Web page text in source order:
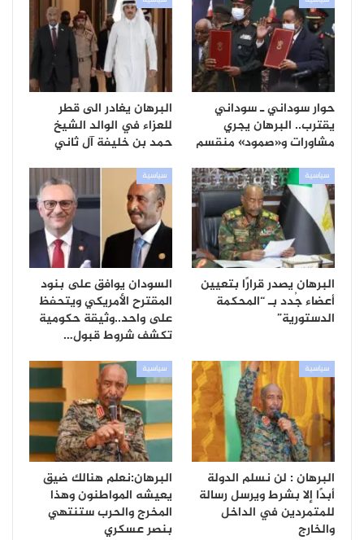
حوار سوداني ـ سوداني
يقترب.. البرهان يجري
مشاورات و«صمود» منقسم
البرهان يغادر الى قطر
للعزاء في الوالد الشيخ
حمد بن خليفة آل ثاني
سياسية
البرهان يصدر قرارًا بتعيين
أعضاء جُدد بـ “المحكمة
الدستورية”
سياسية
السودان يوافق على بنود
المقترح الأمريكي ويتحفظ
على واحد..وثيقة حكومية
تكشف شروط قبول…
سياسية
البرهان : لن نسلم الدولة
أبدًا إلا بشرط ويرسل رسالة
للمتمردين في الداخل
والخارج
سياسية
البرهان:نعلم هنالك ضيق
يعيشه المواطنون وهذا
المخرج والحرب ستنتهي
بنصر عسكري